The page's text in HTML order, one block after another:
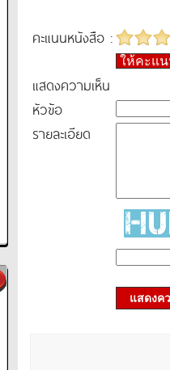
คะแนนหนังสือ :
ให้คะแ
แสดงความเห็น
หัวข้อ
รายละเอียด
แสดงค